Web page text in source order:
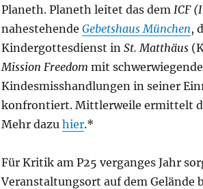
Planeth. Planeth leitet das dem ICF
nahestehende Gebetshaus München,
Kindergottesdienst in St. Matthäus
Mission Freedom mit
Kindesmisshandlungen in seiner
konfrontiert. Mittlerweile ermittelt
Mehr dazu hier.*
Für Kritik am P25 verganges Jahr
Veranstaltungsort auf dem Gelände